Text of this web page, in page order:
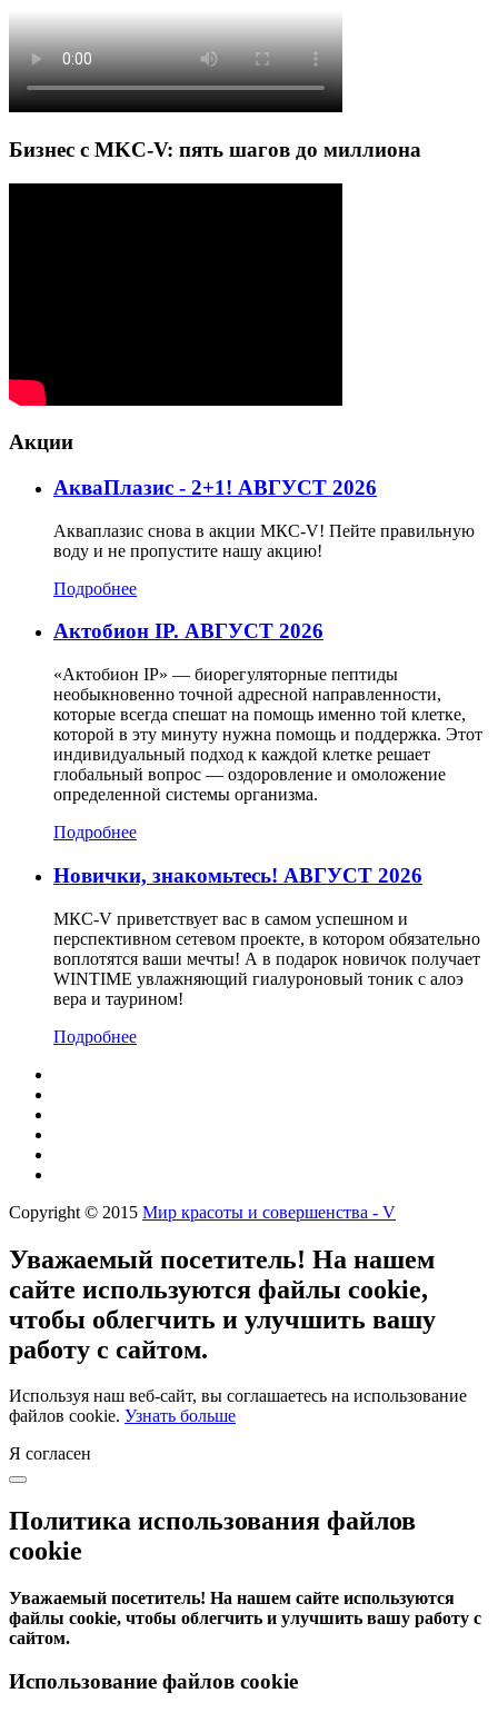
Бизнес с MKC-V: пять шагов до миллиона
Акции
АкваПлазис - 2+1! АВГУСТ 2026
Акваплазис снова в акции МКС-V! Пейте правильную
воду и не пропустите нашу акцию!
Подробнее
Актобион IP. АВГУСТ 2026
«Актобион IP» — биорегуляторные пептиды
необыкновенно точной адресной направленности,
которые всегда спешат на помощь именно той клетке,
которой в эту минуту нужна помощь и поддержка. Этот
индивидуальный подход к каждой клетке решает
глобальный вопрос — оздоровление и омоложение
определенной системы организма.
Подробнее
Новички, знакомьтесь! АВГУСТ 2026
МКС-V приветствует вас в самом успешном и
перспективном сетевом проекте, в котором обязательно
воплотятся ваши мечты! А в подарок новичок получает
WINTIME увлажняющий гиалуроновый тоник с алоэ
вера и таурином!
Подробнее
Copyright © 2015 Мир красоты и совершенства - V
Уважаемый посетитель! На нашем
сайте используются файлы cookie,
чтобы облегчить и улучшить вашу
работу с сайтом.
Используя наш веб-сайт, вы соглашаетесь на использование
файлов cookie. Узнать больше
Я согласен
Политика использования файлов
cookie
Уважаемый посетитель! На нашем сайте используются
файлы cookie, чтобы облегчить и улучшить вашу работу с
сайтом.
Использование файлов cookie